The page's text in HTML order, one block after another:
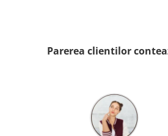
Parerea clientilor